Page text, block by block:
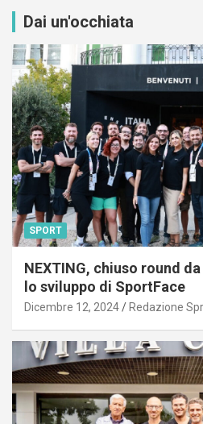
Dai un'occhiata
SPORT
NEXTING, chiuso round
lo sviluppo di SportFace
Dicembre 12, 2024 Redazione